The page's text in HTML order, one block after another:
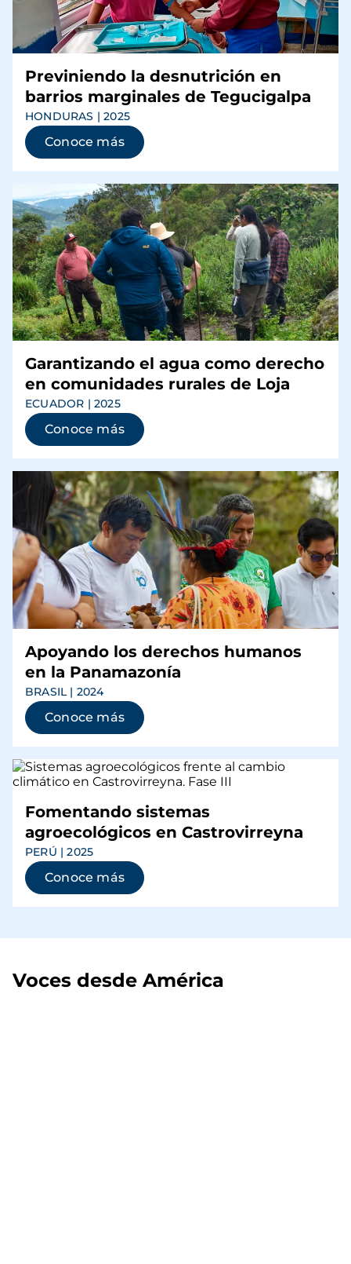
Previniendo la desnutrición en
barrios marginales de Tegucigalpa
HONDURAS | 2025
Conoce más
Garantizando el agua como derecho
en comunidades rurales de Loja
ECUADOR | 2025
Conoce más
Apoyando los derechos humanos
en la Panamazonía
BRASIL | 2024
Conoce más
Fomentando sistemas
agroecológicos en Castrovirreyna
PERÚ | 2025
Conoce más
Voces desde América